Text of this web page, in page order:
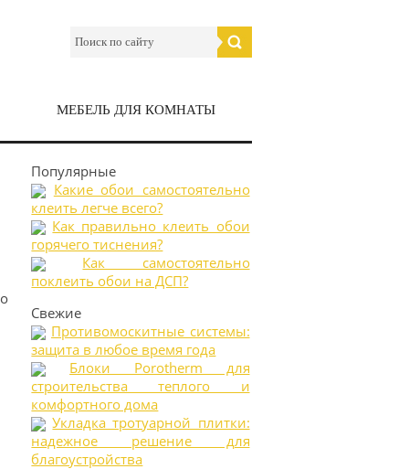
МЕБЕЛЬ ДЛЯ КОМНАТЫ
Популярные
Какие обои самостоятельно
клеить легче всего?
Как правильно клеить обои
горячего тиснения?
Как самостоятельно
поклеить обои на ДСП?
Свежие
Противомоскитные системы:
защита в любое время года
Блоки Porotherm для
строительства теплого и
комфортного дома
Укладка тротуарной плитки:
надежное решение для
благоустройства